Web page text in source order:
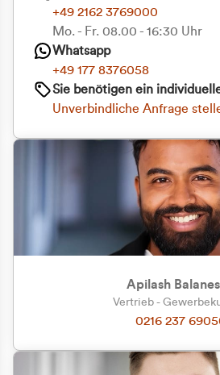
Zu welcher
gehören
+49 2162 3769000
Mo. - Fr. 08.00 - 16:30 Uhr
Whatsapp
+49 177 8376058
Sie benötigen ein
Unverbindliche Anfrage
Apilash
Vertrieb -
0216 237